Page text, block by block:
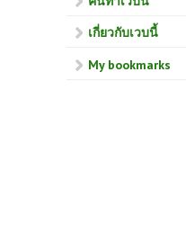
เกี่ยวกับเวบนี้
My bookmarks